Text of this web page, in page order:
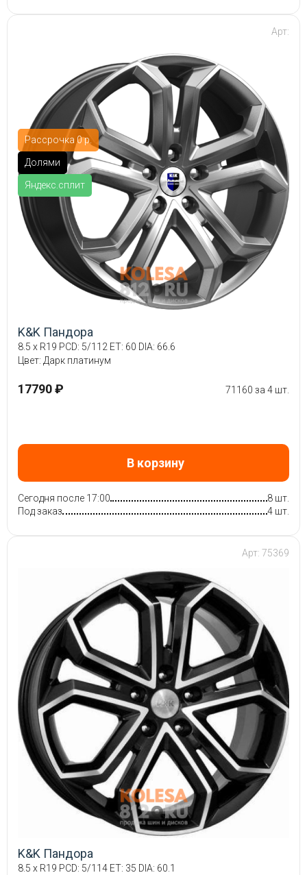
Рассрочка 0 р.
Долями
Яндекс.сплит
Арт:
K&K Пандора
8.5 x R19 PCD: 5/112 ET: 60 DIA: 66.6
Цвет: Дарк платинум
17790 ₽ 71160 за 4 шт.
В корзину
Сегодня после 17:00
8 шт.
Под заказ
4 шт.
Арт: 75369
K&K Пандора
8.5 x R19 PCD: 5/114 ET: 35 DIA: 60.1